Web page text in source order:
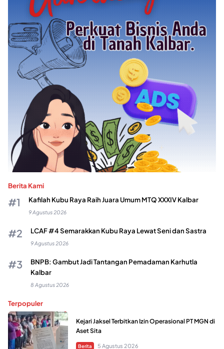
Berita Kami
Kafilah Kubu Raya Raih Juara Umum MTQ XXXIV Kalbar
9 Agustus 2026
LCAF #4 Semarakkan Kubu Raya Lewat Seni dan Sastra
9 Agustus 2026
BNPB: Gambut Jadi Tantangan Pemadaman Karhutla
Kalbar
8 Agustus 2026
Terpopuler
Kejari Jaksel Terbitkan Izin Operasional PT MGN di
Aset Sita
Berita 5 Agustus 2026